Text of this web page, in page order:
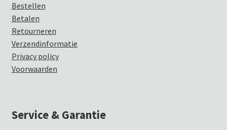
Bestellen
Betalen
Retourneren
Verzendinformatie
Privacy policy
Voorwaarden
Service & Garantie